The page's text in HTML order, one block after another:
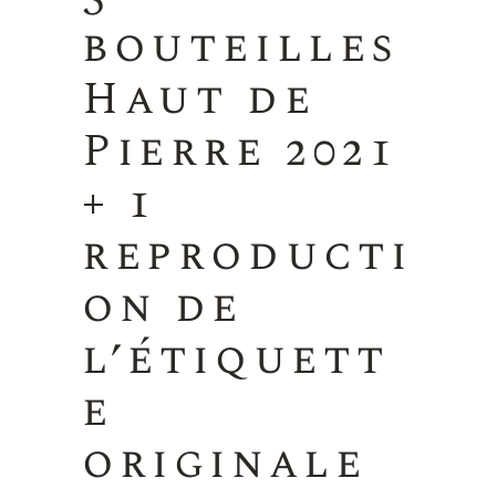
bouteilles
Haut de
Pierre 2021
+ 1
reproducti
on de
l’étiquett
e
originale